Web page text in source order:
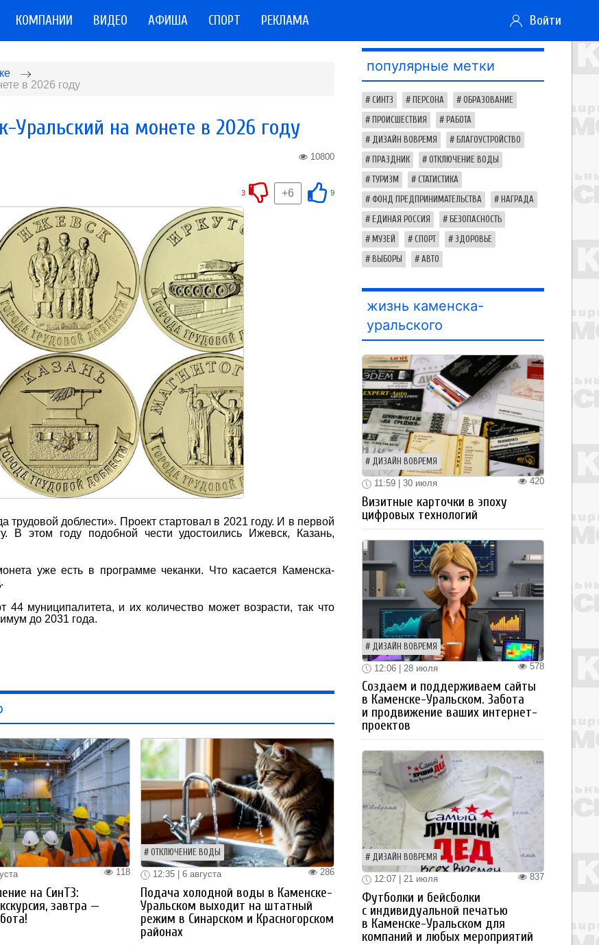
КОМПАНИИ ВИДЕО АФИША СПОРТ РЕКЛАМА Войти
в 2026 году
Уральский на монете в 2026 году
10800
9
+6
3
трудовой доблести». Проект стартовал в 2021 году. И в первой
В этом году подобной чести удостоились Ижевск, Казань,
уже есть в программе чеканки. Что касается Каменска-
муниципалитета, и их количество может возрасти, так что
до 2031 года.
118
на СинТЗ:
завтра —
ОТКЛЮЧЕНИЕ ВОДЫ
286
12:35 | 6 августа
Подача холодной воды в Каменске-
Уральском выходит на штатный
режим в Синарском и Красногорском
районах
популярные метки
СИНТЗ ПЕРСОНА ОБРАЗОВАНИЕ
ПРОИСШЕСТВИЯ РАБОТА
ДИЗАЙН ВОВРЕМЯ БЛАГОУСТРОЙСТВО
ПРАЗДНИК ОТКЛЮЧЕНИЕ ВОДЫ
ТУРИЗМ СТАТИСТИКА
ФОНД ПРЕДПРИНИМАТЕЛЬСТВА НАГРАДА
ЕДИНАЯ РОССИЯ БЕЗОПАСНОСТЬ
МУЗЕЙ СПОРТ ЗДОРОВЬЕ
ВЫБОРЫ АВТО
жизнь каменска-
уральского
ДИЗАЙН ВОВРЕМЯ
420
11:59 | 30 июля
Визитные карточки в эпоху
цифровых технологий
ДИЗАЙН ВОВРЕМЯ
578
12:06 | 28 июля
Создаем и поддерживаем сайты
в Каменске-Уральском. Забота
и продвижение ваших интернет-
проектов
ДИЗАЙН ВОВРЕМЯ
837
12:07 | 21 июля
Футболки и бейсболки
с индивидуальной печатью
в Каменске-Уральском для
компаний и любых мероприятий